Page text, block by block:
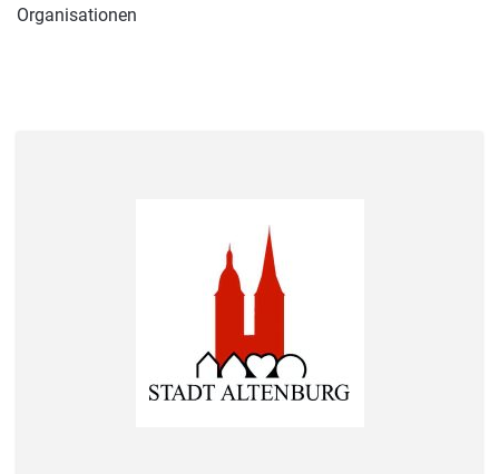
Organisationen